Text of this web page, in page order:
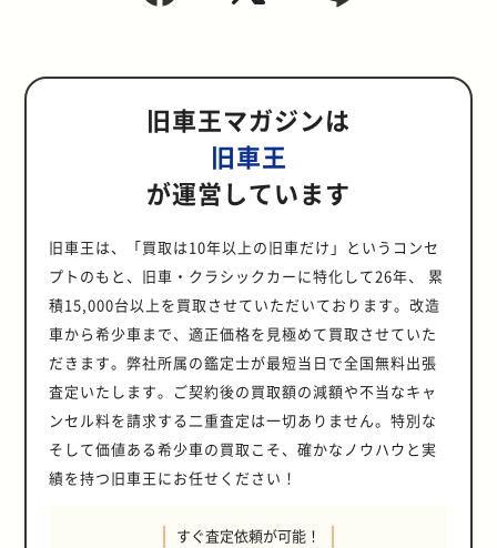
旧車王マガジンは
旧車王
が運営しています
旧車王は、「買取は10年以上の旧車だけ」というコンセ
プトのもと、旧車・クラシックカーに特化して26年、 累
積15,000台以上を買取させていただいております。改造
車から希少車まで、適正価格を見極めて買取させていた
だきます。弊社所属の鑑定士が最短当日で全国無料出張
査定いたします。ご契約後の買取額の減額や不当なキャ
ンセル料を請求する二重査定は一切ありません。特別な
そして価値ある希少車の買取こそ、確かなノウハウと実
績を持つ旧車王にお任せください！
すぐ査定依頼が可能！